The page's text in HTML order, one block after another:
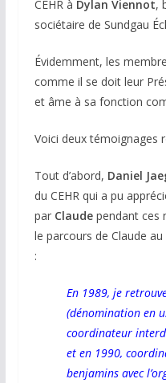
CEHR à Dylan Viennot,
sociétaire de Sundgau
Évidemment, les
comme il se doit leur
et âme à sa fonction
Voici deux témoignages
Tout d’abord, Daniel
du CEHR qui a pu
par Claudependant ces
le parcours de Claude
:
En 1989, je
(dénomination en
coordinateur
et en 1990,
benjamins avec